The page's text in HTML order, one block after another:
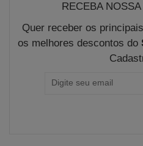
RECEBA
Quer receber os
os melhores descontos do